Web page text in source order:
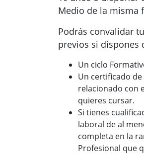
Medio de la misma
Podrás convalidar
previos si dispones
Un ciclo
Un certificado
relacionado con
quieres cursar.
Si tienes
laboral de al
completa en la
Profesional que